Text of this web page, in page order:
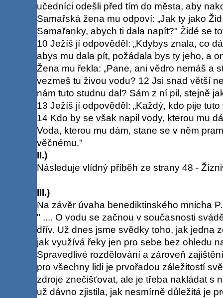
učedníci odešli před tím do města, aby
Samařská žena mu odpoví: „Jak ty jako
Samařanky, abych ti dala napít?" Židé se
10 Ježíš jí odpověděl: „Kdybys znala, co
abys mu dala pít, požádala bys ty jeho, a
Žena mu řekla: „Pane, ani vědro nemáš a
vezmeš tu živou vodu? 12 Jsi snad větší
nám tuto studnu dal? Sám z ní pil, stejně
13 Ježíš jí odpověděl: „Každý, kdo pije
14 Kdo by se však napil vody, kterou mu
Voda, kterou mu dám, stane se v něm
věčnému."
II.)
Následuje vlídný příběh ze strany 48 -
III.)
Na závěr úvaha benediktinského mnicha
" .... O vodu se začnou v současnosti
dřív. Už dnes jsme svědky toho, jak jedna
jak využívá řeky jen pro sebe bez ohledu
Spravedlivé rozdělování a zároveň
pro všechny lidi je prvořadou záležitostí
zdroje znečišťovat, ale je třeba nakládat s
už dávno zjistila, jak nesmírně důležitá je